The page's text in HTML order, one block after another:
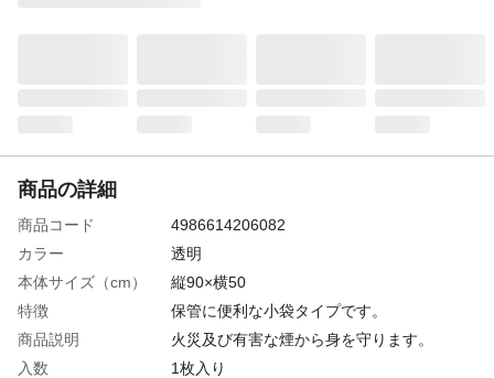
商品の詳細
商品コード
4986614206082
カラー
透明
本体サイズ（cm）
縦90×横50
特徴
保管に便利な小袋タイプです。
商品説明
火災及び有害な煙から身を守ります。
入数
1枚入り